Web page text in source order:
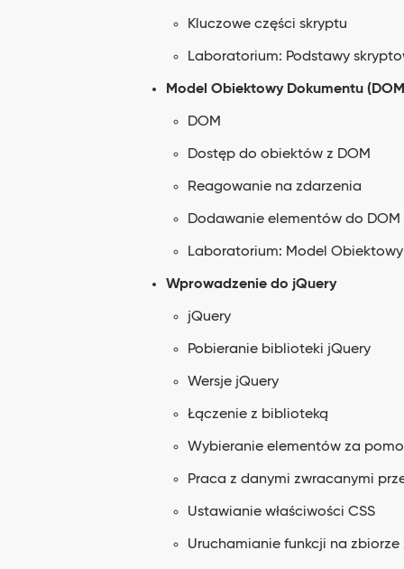
Kluczowe części skryptu
Laboratorium: Podstawy
Model Obiektowy Dokumentu
DOM
Dostęp do obiektów z DOM
Reagowanie na zdarzenia
Dodawanie elementów do DOM
Laboratorium: Model
Wprowadzenie do jQuery
jQuery
Pobieranie biblioteki jQuery
Wersje jQuery
Łączenie z biblioteką
Wybieranie elementów za
Praca z danymi zwracanymi
Ustawianie właściwości CSS
Uruchamianie funkcji na